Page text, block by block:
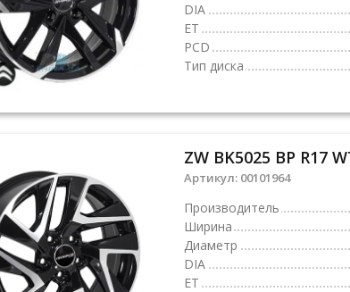
DIA
ET
PCD
Тип диска
ZW BK5025 BP R17
Артикул: 00101964
Производитель
Ширина
Диаметр
DIA
ET